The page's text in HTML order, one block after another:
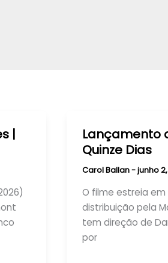
|
Lançamento
Quinze Dias
Carol Ballan-junho
O filme estreia em
distribuição pela
tem direção de
por